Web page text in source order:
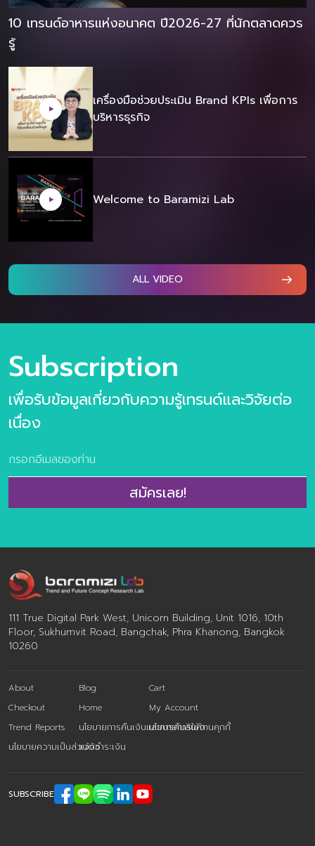
10 เทรนด์อาหารแห่งอนาคต ปี2026-27 ที่นักตลาดควร
รู้
เครื่องมือช่วยประเมิน Brand KPIs เพื่อการ
บริหารธุรกิจ
Welcome to Baramizi Lab
ALL VIDEO
Subscription
เพื่อรับข้อมูลเกี่ยวกับความรู้เทรนด์และวิจัยต่อ
เนื่อง
สมัครเลย!
111 True Digital Park West, Unicorn Building, Unit 1016, 10th
Floor, Sukhumvit Road, Bangchak, Phra Khanong, Bangkok
10260
About Blog
Cart
Checkout
Home
My Account
Trend Reports
นโยบายการคืนเงินและการคืนสินค้า
นโยบายการใช้งานคุกกี้
นโยบายความเป็นส่วนตัวแจ้งชำระเงิน
SUBSCRIBE